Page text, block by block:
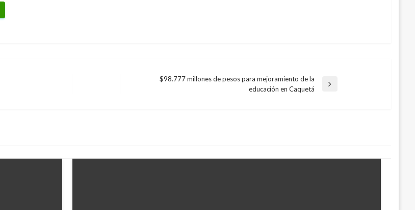
$98.777 millones de pesos para mejoramiento de la
educación en Caquetá